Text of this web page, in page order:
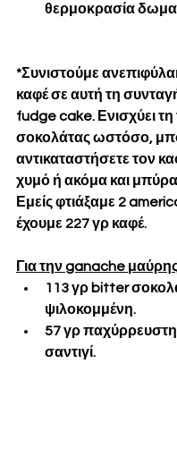
θερμοκρασία
*Συνιστούμε
καφέ σε αυτή τη
fudge cake. Ενισχύει
σοκολάτας ωστόσο,
αντικαταστήσετε τον
χυμό ή ακόμα και
Εμείς φτιάξαμε 2
έχουμε 227 γρ καφέ.
Για την ganache
113 γρ bitter
ψιλοκομμένη.
57 γρ
σαντιγί.